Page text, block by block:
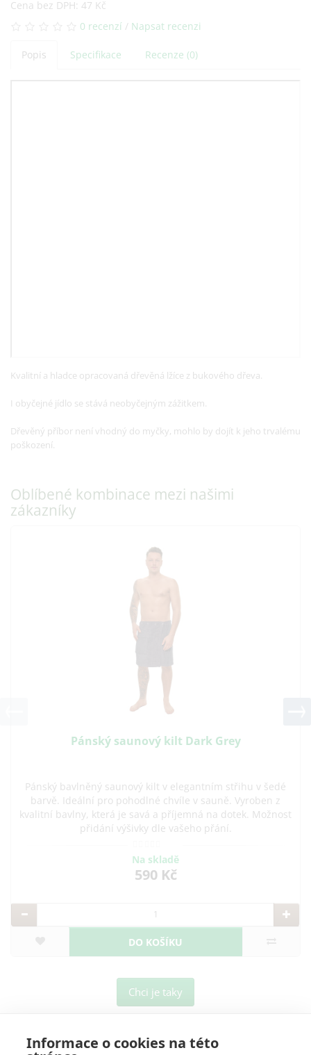
Informace o cookies na této
Cena bez DPH: 47 Kč
0 recenzí / Napsat recenzi
Popis Specifikace Recenze (0)
Kvalitní a hladce opracovaná dřevěná lžíce z bukového dřeva.
I obyčejné jídlo se stává neobyčejným zážitkem.
Dřevěný příbor není vhodný do myčky, mohlo by dojít k jeho trvalému
poškození.
Oblíbené kombinace mezi našimi
zákazníky
Pánský saunový kilt Dark Grey
Pánský bavlněný saunový kilt v elegantním střihu v šedé
barvě. Ideální pro pohodlné chvíle v sauně. Vyroben z
kvalitní bavlny, která je savá a příjemná na dotek. Možnost
přidání výšivky dle vašeho přání.
Na skladě
590 Kč
DO KOŠÍKU
Chci je taky